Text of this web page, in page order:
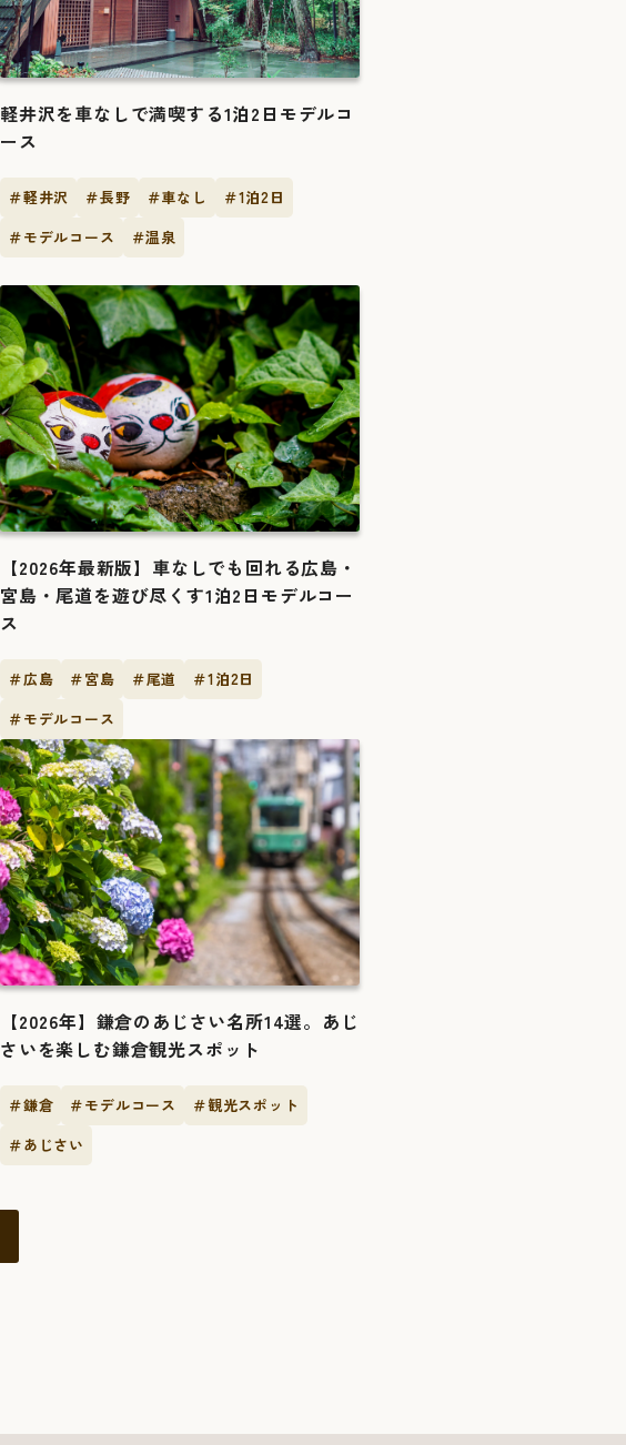
軽井沢を車なしで満喫する1泊2日モデルコ
ース
＃軽井沢 ＃長野 ＃車なし
＃1泊2日
＃モデルコース
＃温泉
【2026年最新版】車なしでも回れる広島・
宮島・尾道を遊び尽くす1泊2日モデルコー
ス
＃広島 ＃宮島 ＃尾道
＃1泊2日
＃モデルコース
【2026年】鎌倉のあじさい名所14選。あじ
さいを楽しむ鎌倉観光スポット
＃鎌倉 ＃モデルコース
＃観光スポット
＃あじさい